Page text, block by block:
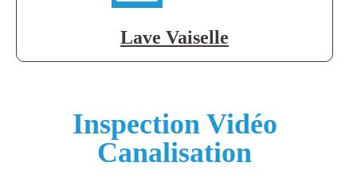
Lave Vaiselle
Inspection Vidéo
Canalisation